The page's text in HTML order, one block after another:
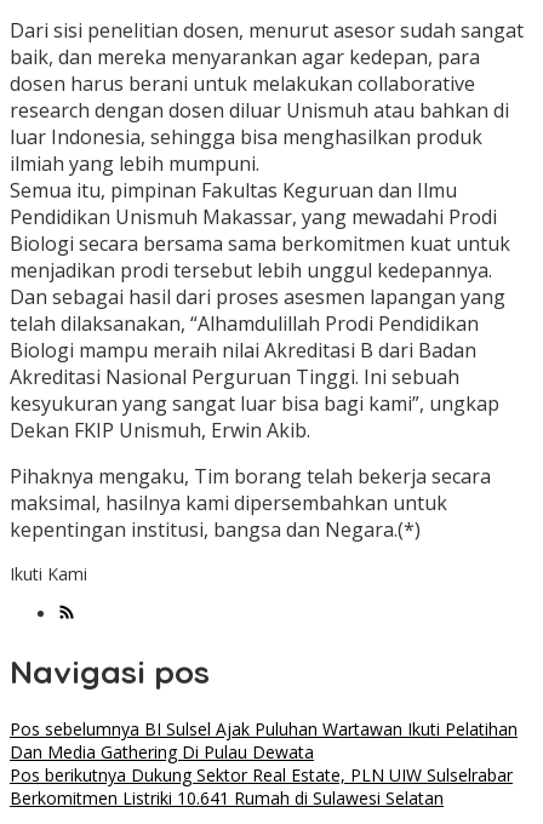
Dari sisi penelitian dosen, menurut asesor sudah sangat
baik, dan mereka menyarankan agar kedepan, para
dosen harus berani untuk melakukan collaborative
research dengan dosen diluar Unismuh atau bahkan di
luar Indonesia, sehingga bisa menghasilkan produk
ilmiah yang lebih mumpuni.
Semua itu, pimpinan Fakultas Keguruan dan Ilmu
Pendidikan Unismuh Makassar, yang mewadahi Prodi
Biologi secara bersama sama berkomitmen kuat untuk
menjadikan prodi tersebut lebih unggul kedepannya.
Dan sebagai hasil dari proses asesmen lapangan yang
telah dilaksanakan, “Alhamdulillah Prodi Pendidikan
Biologi mampu meraih nilai Akreditasi B dari Badan
Akreditasi Nasional Perguruan Tinggi. Ini sebuah
kesyukuran yang sangat luar bisa bagi kami”, ungkap
Dekan FKIP Unismuh, Erwin Akib.
Pihaknya mengaku, Tim borang telah bekerja secara
maksimal, hasilnya kami dipersembahkan untuk
kepentingan institusi, bangsa dan Negara.(*)
Ikuti Kami
Navigasi pos
Pos sebelumnya BI Sulsel Ajak Puluhan Wartawan Ikuti Pelatihan
Dan Media Gathering Di Pulau Dewata
Pos berikutnya Dukung Sektor Real Estate, PLN UIW Sulselrabar
Berkomitmen Listriki 10.641 Rumah di Sulawesi Selatan